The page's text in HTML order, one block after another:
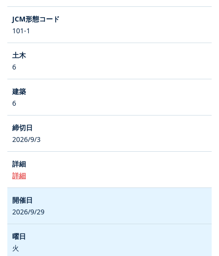
101-1
6
6
2026/9/3
詳細
2026/9/29
火